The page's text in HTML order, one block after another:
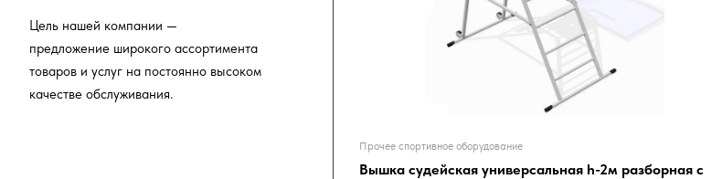
Прочее спортивное оборудование
Вышка судейская универсальная h-2м разборная с
Цель нашей компании —
предложение широкого ассортимента
товаров и услуг на постоянно высоком
качестве обслуживания.